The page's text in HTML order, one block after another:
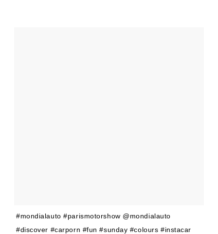
#mondialauto #parismotorshow @mondialauto
#discover #carporn #fun #sunday #colours #instacar